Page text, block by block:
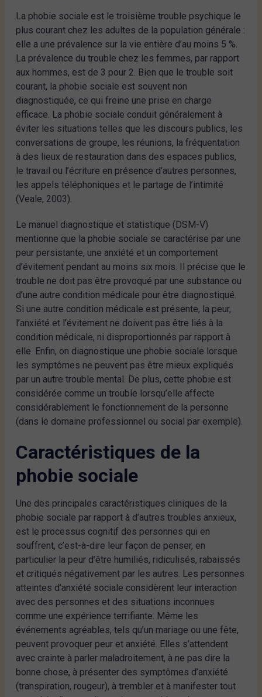
La phobie sociale est le troisième trouble psychique le
plus courant chez les adultes de la population générale :
elle a une prévalence sur la vie entière d’au moins 5 %.
La prévalence du trouble chez les femmes, par rapport
aux hommes, est de 3 pour 2. Bien que le trouble soit
courant, la phobie sociale est souvent non
diagnostiquée, ce qui freine une prise en charge
efficace. La phobie sociale conduit généralement à
éviter les situations telles que les discours publics, les
conversations de groupe, les réunions, la fréquentation
à des lieux de restauration dans des espaces publics,
le travail ou l’écriture en présence d’autres personnes,
les appels téléphoniques et le partage de l’intimité
(Veale, 2003).
Le manuel diagnostique et statistique (DSM-V)
mentionne que la phobie sociale se caractérise par une
peur persistante, une anxiété et un comportement
d’évitement pendant au moins six mois. Il précise que le
trouble ne doit pas être provoqué par une substance ou
d’une autre condition médicale pour être diagnostiqué.
Si une autre condition médicale est présente, la peur,
l’anxiété et l’évitement ne doivent pas être liés à la
condition médicale, ni disproportionnés par rapport à
elle. Enfin, on diagnostique une phobie sociale lorsque
les symptômes ne peuvent pas être mieux expliqués
par un autre trouble mental. De plus, cette phobie est
considérée comme un trouble lorsqu’elle affecte
considérablement le fonctionnement de la personne
(dans le domaine professionnel ou social par exemple).
Caractéristiques de la
phobie sociale
Une des principales caractéristiques cliniques de la
phobie sociale par rapport à d’autres troubles anxieux,
est le processus cognitif des personnes qui en
souffrent, c’est-à-dire leur façon de penser, en
particulier la peur d’être humiliés, ridiculisés, rabaissés
et critiqués négativement par les autres. Les personnes
atteintes d’anxiété sociale considèrent leur interaction
avec des personnes et des situations inconnues
comme une expérience terrifiante. Même les
événements agréables, tels qu’un mariage ou une fête,
peuvent provoquer peur et anxiété. Elles s’attendent
avec crainte à parler maladroitement, à ne pas dire la
bonne chose, à présenter des symptômes d’anxiété
(transpiration, rougeur), à trembler et à manifester tout